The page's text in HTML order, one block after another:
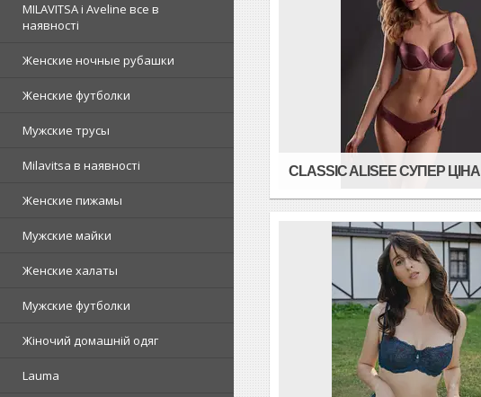
MILAVITSA і Aveline все в
наявності
Женские ночные рубашки
Женские футболки
Мужские трусы
Milavitsa в наявності
Женские пижамы
Мужские майки
Женские халаты
Мужские футболки
Жіночий домашній одяг
Lauma
CLASSIC ALISEE СУПЕР ЦІНА